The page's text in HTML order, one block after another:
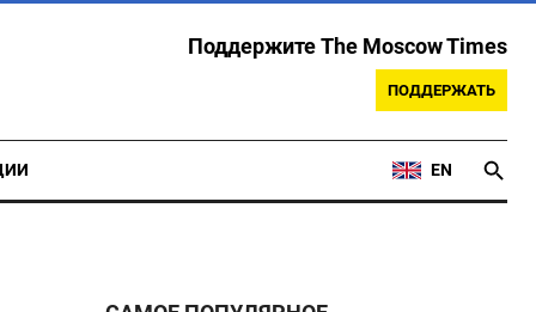
Поддержите The Moscow Times
ПОДДЕРЖАТЬ
EN